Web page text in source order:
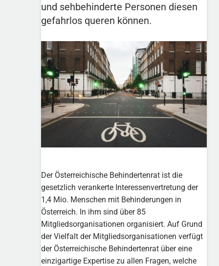
und sehbehinderte Personen diesen
gefahrlos queren können.
Der Österreichische Behindertenrat ist die
gesetzlich verankerte Interessenvertretung der
1,4 Mio. Menschen mit Behinderungen in
Österreich. In ihm sind über 85
Mitgliedsorganisationen organisiert. Auf Grund
der Vielfalt der Mitgliedsorganisationen verfügt
der Österreichische Behindertenrat über eine
einzigartige Expertise zu allen Fragen, welche